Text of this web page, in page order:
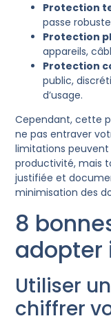
Protection
passe
Protection
appareils,
Protection
public,
d’usage.
Cependant, cette
ne pas entraver
limitations
productivité, mais
justifiée et
minimisation des
8
Utiliser
chiffrer